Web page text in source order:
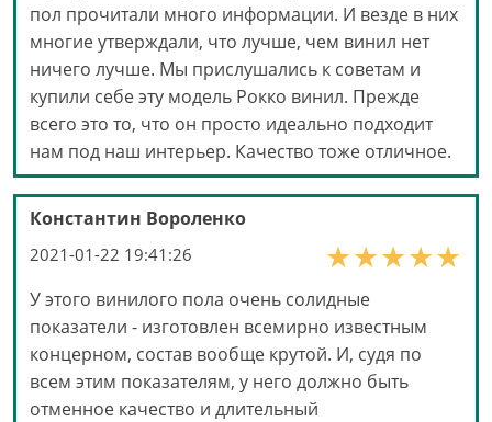
пол прочитали много информации. И везде в них
многие утверждали, что лучше, чем винил нет
ничего лучше. Мы прислушались к советам и
купили себе эту модель Рокко винил. Прежде
всего это то, что он просто идеально подходит
нам под наш интерьер. Качество тоже отличное.
Константин Вороленко
2021-01-22 19:41:26
У этого винилого пола очень солидные
показатели - изготовлен всемирно известным
концерном, состав вообще крутой. И, судя по
всем этим показателям, у него должно быть
отменное качество и длительный